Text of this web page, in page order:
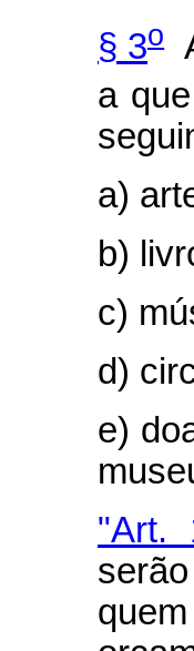
§ 3o
a
a)
b)
c)
d)
e)
"Art.